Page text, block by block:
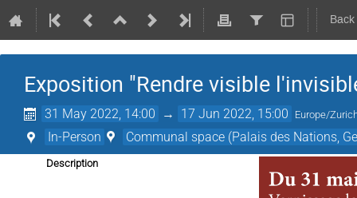
Exposition "Rendre visible
31 May 2022, 14:00 → 17 Jun 2022, 15:00 Europe/
In-Person Communal space (Palais des Nations,
Description